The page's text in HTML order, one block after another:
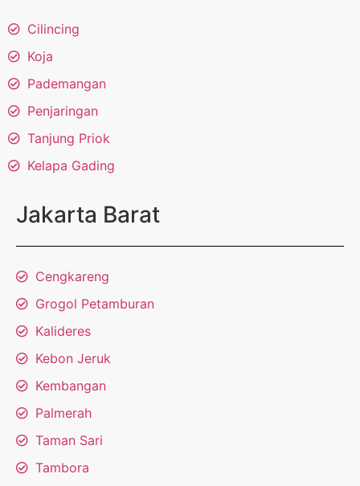
Cilincing
Koja
Pademangan
Penjaringan
Tanjung Priok
Kelapa Gading
Jakarta Barat
Cengkareng
Grogol Petamburan
Kalideres
Kebon Jeruk
Kembangan
Palmerah
Taman Sari
Tambora